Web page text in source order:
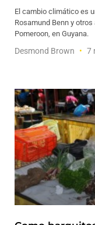
El cambio climático es
Rosamund Benn y
Pomeroon, en Guyana.
Desmond Brown 7